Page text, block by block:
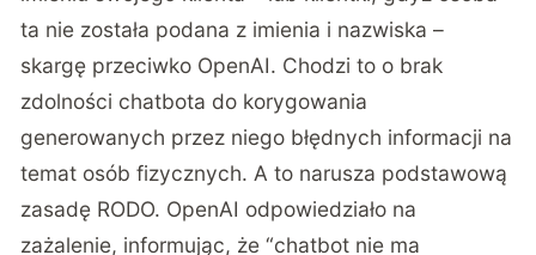
ta nie została podana z imienia i nazwiska –
skargę przeciwko OpenAI. Chodzi to o brak
zdolności chatbota do korygowania
generowanych przez niego błędnych informacji na
temat osób fizycznych. A to narusza podstawową
zasadę RODO. OpenAI odpowiedziało na
zażalenie, informując, że “chatbot nie ma